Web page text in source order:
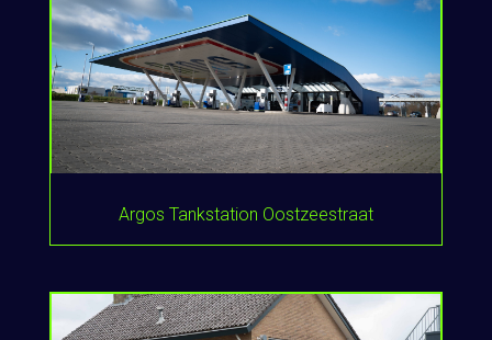
Argos Tankstation Oostzeestraat